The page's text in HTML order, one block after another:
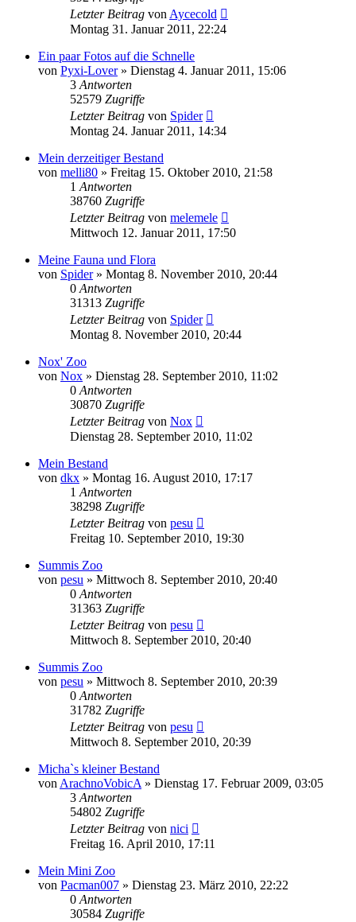
Letzter Beitrag von Aycecold
Montag 31. Januar 2011, 22:24
Ein paar Fotos auf die Schnelle
von Pyxi-Lover» Dienstag 4. Januar 2011, 15:06
3 Antworten
52579 Zugriffe
Letzter Beitrag von Spider
Montag 24. Januar 2011, 14:34
Mein derzeitiger Bestand
von melli80 » Freitag 15. Oktober 2010, 21:58
1 Antworten
38760 Zugriffe
Letzter Beitrag von melemele
Mittwoch 12. Januar 2011, 17:50
Meine Fauna und Flora
von Spider» Montag 8. November 2010, 20:44
0 Antworten
31313 Zugriffe
Letzter Beitrag von Spider
Montag 8. November 2010, 20:44
Nox' Zoo
von Nox » Dienstag 28. September 2010, 11:02
0 Antworten
30870 Zugriffe
Letzter Beitrag von Nox
Dienstag 28. September 2010, 11:02
Mein Bestand
von dkx » Montag 16. August 2010, 17:17
1 Antworten
38298 Zugriffe
Letzter Beitrag von pesu
Freitag 10. September 2010, 19:30
Summis Zoo
von pesu » Mittwoch 8. September 2010, 20:40
0 Antworten
31363 Zugriffe
Letzter Beitrag von pesu
Mittwoch 8. September 2010, 20:40
Summis Zoo
von pesu » Mittwoch 8. September 2010, 20:39
0 Antworten
31782 Zugriffe
Letzter Beitrag von pesu
Mittwoch 8. September 2010, 20:39
Micha`s kleiner Bestand
von ArachnoVobicA » Dienstag 17. Februar 2009, 03:05
3 Antworten
54802 Zugriffe
Letzter Beitrag von nici
Freitag 16. April 2010, 17:11
Mein Mini Zoo
von Pacman007 » Dienstag 23. März 2010, 22:22
0 Antworten
30584 Zugriffe